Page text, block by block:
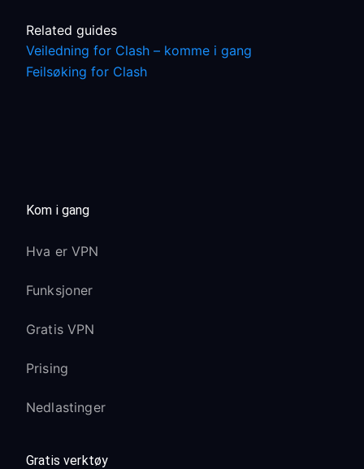
Related guides
Veiledning for Clash – komme i gang
Feilsøking for Clash
Kom i gang
Hva er VPN
Funksjoner
Gratis VPN
Prising
Nedlastinger
Gratis verktøy